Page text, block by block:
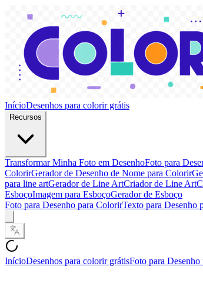
InícioDesenhos para colorir grátis
Recursos
Transformar Minha Foto em DesenhoFoto para
ColorirGerador de Desenho de Nome para Colorir
para line artGerador de Line ArtCriador de Line Art
EsboçoImagem para EsboçoGerador de Esboço
Foto para Desenho para ColorirTexto para Desenho
InícioDesenhos para colorir grátisFoto para